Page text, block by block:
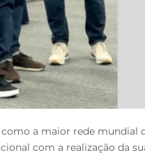
como a maior rede mundial
com a realização da